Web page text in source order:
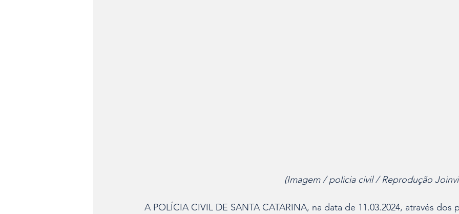
(Imagem / policia civil / Reprodução
A POLÍCIA CIVIL DE SANTA CATARINA, na data de 11.03.2024, através dos